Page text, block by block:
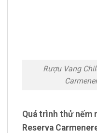
Rượu Vang
Quá trình thử nếm
Reserva